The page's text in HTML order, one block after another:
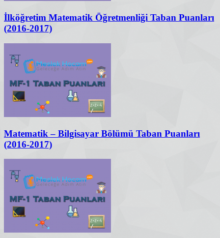
İlköğretim Matematik Öğretmenliği Taban Puanları
(2016-2017)
Matematik – Bilgisayar Bölümü Taban Puanları
(2016-2017)